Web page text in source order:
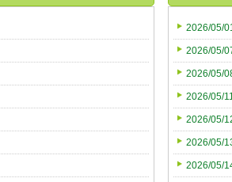
2026/05/01
2026/05/
2026/05/
2026/05/11
2026/05/
2026/05/
2026/05/